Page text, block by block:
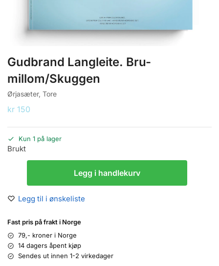
Gudbrand Langleite. Bru-
millom/Skuggen
Ørjasæter, Tore
kr 150
Kun 1 på lager
Brukt
Legg i handlekurv
Legg til i ønskeliste
Fast pris på frakt i Norge
79,- kroner i Norge
14 dagers åpent kjøp
Sendes ut innen 1-2 virkedager